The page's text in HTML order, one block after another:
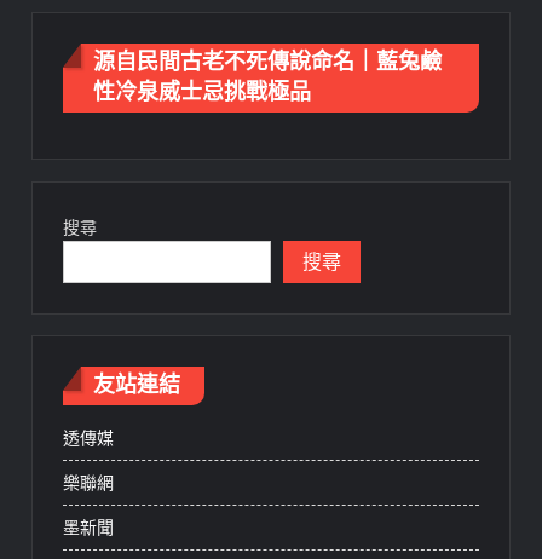
源自民間古老不死傳說命名｜藍兔鹼
性冷泉威士忌挑戰極品
搜尋
搜尋
友站連結
透傳媒
樂聯網
墨新聞